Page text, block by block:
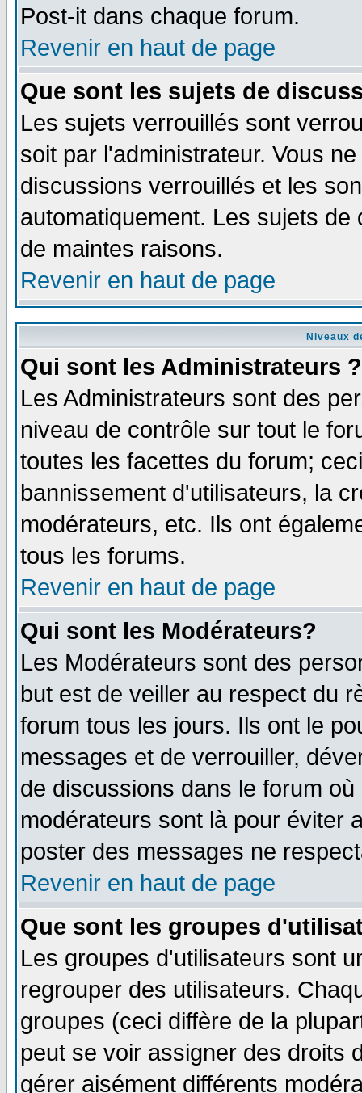
Post-it dans chaque forum.
Revenir en haut de page
Que sont les sujets de
Les sujets verrouillés sont
soit par l'administrateur. Vous
discussions verrouillés et les
automatiquement. Les sujets
de maintes raisons.
Revenir en haut de page
Niveaux
Qui sont les Administrateurs ?
Les Administrateurs sont des
niveau de contrôle sur tout le
toutes les facettes du forum;
bannissement d'utilisateurs, la
modérateurs, etc. Ils ont
tous les forums.
Revenir en haut de page
Qui sont les Modérateurs?
Les Modérateurs sont des
but est de veiller au respect du
forum tous les jours. Ils ont le
messages et de verrouiller,
de discussions dans le forum
modérateurs sont là pour éviter
poster des messages ne
Revenir en haut de page
Que sont les groupes
Les groupes d'utilisateurs sont
regrouper des utilisateurs.
groupes (ceci diffère de la
peut se voir assigner des droits
gérer aisément différents